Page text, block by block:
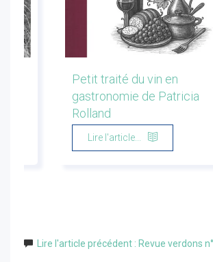
Petit traité du vin en
gastronomie de Patricia
Rolland
Lire l'article...
Lire l'article précédent : Revue verdons